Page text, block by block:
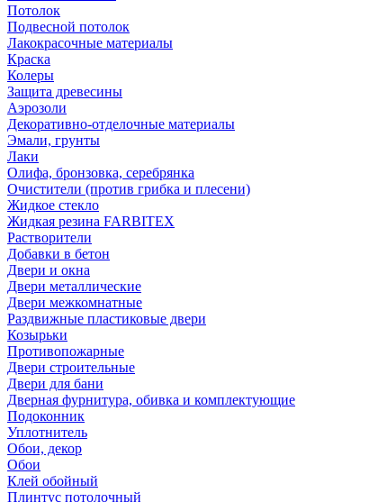
Потолок
Подвесной потолок
Лакокрасочные материалы
Краска
Колеры
Защита древесины
Аэрозоли
Декоративно-отделочные материалы
Эмали, грунты
Лаки
Олифа, бронзовка, серебрянка
Очистители (против грибка и плесени)
Жидкое стекло
Жидкая резина FARBITEX
Растворители
Добавки в бетон
Двери и окна
Двери металлические
Двери межкомнатные
Раздвижные пластиковые двери
Козырьки
Противопожарные
Двери строительные
Двери для бани
Дверная фурнитура, обивка и комплектующие
Подоконник
Уплотнитель
Обои, декор
Обои
Клей обойный
Плинтус потолочный